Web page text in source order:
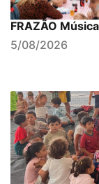
FRAZÃO
5/08/2026